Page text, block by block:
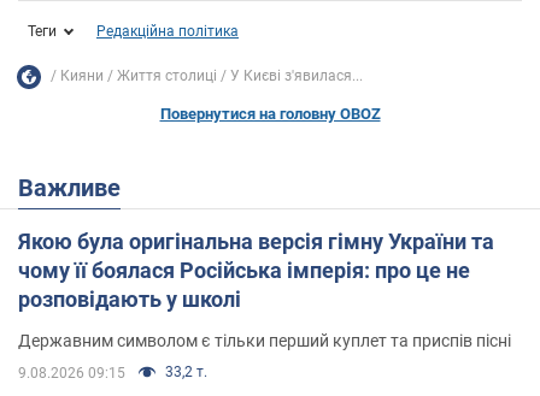
Теги Редакційна політика
Кияни Життя столиці У Києві з'явилася...
Повернутися на головну OBOZ
Важливе
Якою була оригінальна версія гімну України та
чому її боялася Російська імперія: про це не
розповідають у школі
Державним символом є тільки перший куплет та приспів пісні
9.08.2026 09:15 33,2 т.